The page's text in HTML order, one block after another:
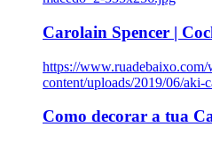
Carolain Spencer |
https://www.ruadebaixo.com/
content/uploads/2019/06/aki-
Como decorar a tua